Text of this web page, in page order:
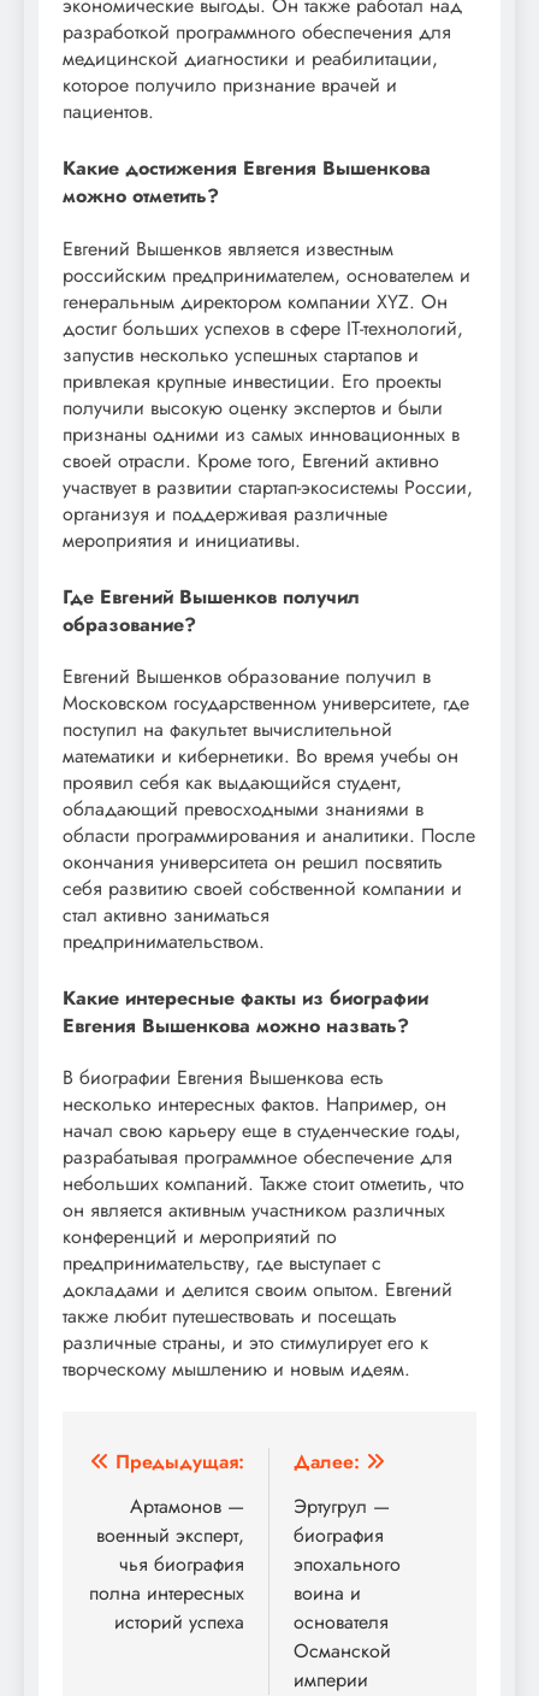
экономические выгоды. Он также работал над
разработкой программного обеспечения для
медицинской диагностики и реабилитации,
которое получило признание врачей и
пациентов.
Какие достижения Евгения Вышенкова
можно отметить?
Евгений Вышенков является известным
российским предпринимателем, основателем и
генеральным директором компании XYZ. Он
достиг больших успехов в сфере IT-технологий,
запустив несколько успешных стартапов и
привлекая крупные инвестиции. Его проекты
получили высокую оценку экспертов и были
признаны одними из самых инновационных в
своей отрасли. Кроме того, Евгений активно
участвует в развитии стартап-экосистемы России,
организуя и поддерживая различные
мероприятия и инициативы.
Где Евгений Вышенков получил
образование?
Евгений Вышенков образование получил в
Московском государственном университете, где
поступил на факультет вычислительной
математики и кибернетики. Во время учебы он
проявил себя как выдающийся студент,
обладающий превосходными знаниями в
области программирования и аналитики. После
окончания университета он решил посвятить
себя развитию своей собственной компании и
стал активно заниматься
предпринимательством.
Какие интересные факты из биографии
Евгения Вышенкова можно назвать?
В биографии Евгения Вышенкова есть
несколько интересных фактов. Например, он
начал свою карьеру еще в студенческие годы,
разрабатывая программное обеспечение для
небольших компаний. Также стоит отметить, что
он является активным участником различных
конференций и мероприятий по
предпринимательству, где выступает с
докладами и делится своим опытом. Евгений
также любит путешествовать и посещать
различные страны, и это стимулирует его к
творческому мышлению и новым идеям.
Навигация
записям
Предыдущая:
Артамонов —
военный эксперт,
чья биография
полна интересных
историй успеха
Далее:
Эртугрул —
биография
эпохального
воина и
основателя
Османской
империи